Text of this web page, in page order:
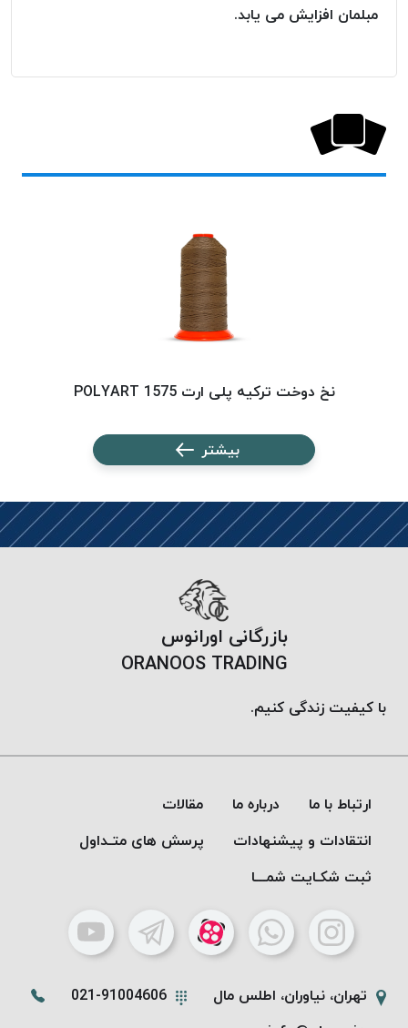
دوک
پایین
OMEGA
VENTO
نسوز
Aramid
&
Aramid
مبلمان افزایش می یابد.
نخ دوخت ترکیه پلی ارت 1575 POLYART
بیشتر
بازرگانی اورانوس
ORANOOS TRADING
با کیفیت زندگی کنیم.
ارتباط با ما درباره ما
مقالات
انتقادات و پیشنهادات
پرسش های متـداول
ثبت شکـایت شمـــا
تهران، نیاوران، اطلس مال
021-91004606